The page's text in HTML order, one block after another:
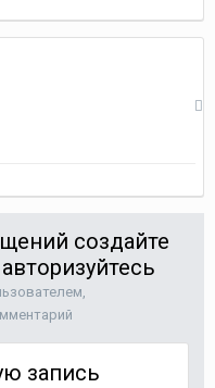
создайте
запись